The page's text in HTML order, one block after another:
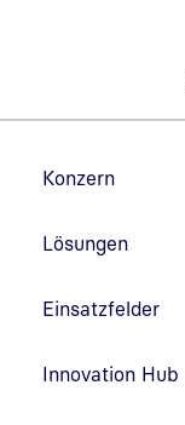
Konzern
Lösungen
Einsatzfelder
Innovation Hub